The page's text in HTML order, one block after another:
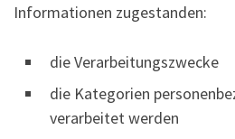
Informationen zugestanden:
die Verarbeitungszwecke
die Kategorien
verarbeitet werden